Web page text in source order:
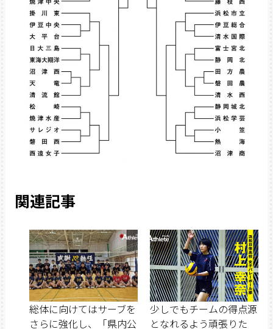
関連記事
総体に向けてはサーブを
さらに強化し、「県内公
少しでもチームの得点源
となれるよう頑張りた